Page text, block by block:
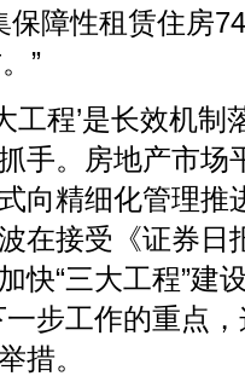
保障性租赁住房
”
程’是长效机制
手。房地产市
向精细化管理推
在接受《证券日
快“三大工程”建
一步工作的重点
措。